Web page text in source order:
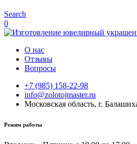
Search
0
О нас
Отзывы
Вопросы
+7 (985) 158-22-98
info@zolotojmaster.ru
Московская область, г.
Режим работы